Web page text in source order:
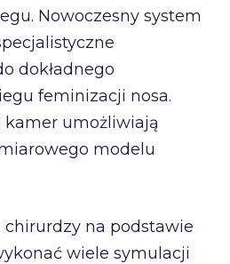
Nowoczesny system
dokładnego
feminizacji nosa.
kamer umożliwiają
modelu
chirurdzy na podstawie
wiele symulacji